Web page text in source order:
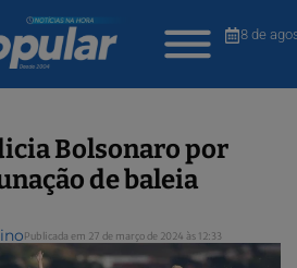
8 de
Bolsonaro por
de baleia
Publicada em 27 de março de 2024 às 12:33